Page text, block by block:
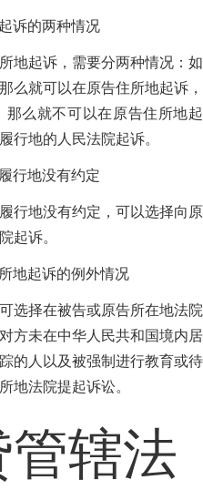
诉的两种情况
地起诉，需要分两种情况：如
么就可以在原告住所地起诉，
么就不可以在原告住所地起
行地的人民法院起诉。
行地没有约定
行地没有约定，可以选择向原
起诉。
地起诉的例外情况
选择在被告或原告所在地法院
方未在中华人民共和国境内居
的人以及被强制进行教育或待
地法院提起诉讼。
辖法